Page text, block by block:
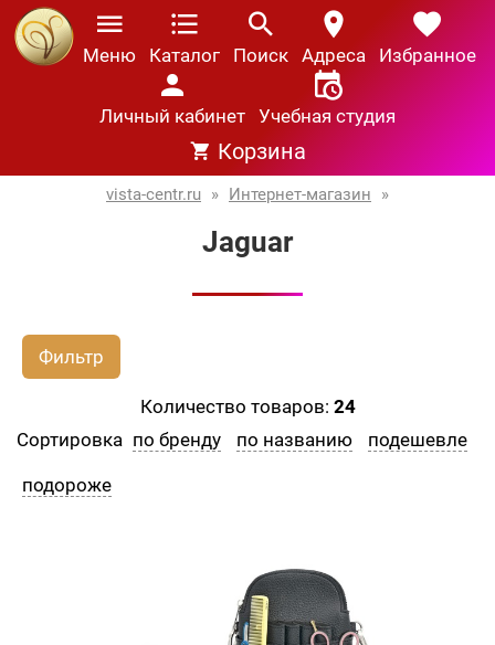
Меню Каталог Поиск Адреса Избранное
Личный кабинет Учебная студия
Корзина
vista-centr.ru » Интернет-магазин »
Jaguar
Фильтр
Количество товаров: 24
Сортировка по бренду по названию подешевле
подороже